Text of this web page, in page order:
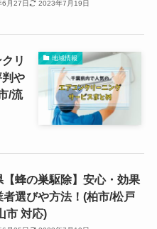
6月27日 2023年7月19日
地域情報
リ
や
/流
【蜂の巣駆除】安心・効果
者選びや方法！(柏市/松戸
市 対応)